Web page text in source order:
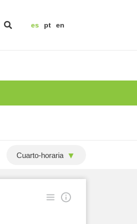
es pt en
Cuarto-horaria